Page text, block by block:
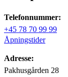
Telefonnummer:
+45 78 70 99 99
Åpningstider
Adresse:
Pakhusgården 28